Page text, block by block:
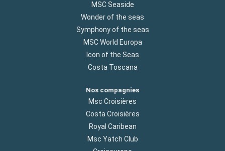
MSC Seaside
Wonder of the seas
Symphony of the seas
MSC World Europa
Icon of the Seas
Costa Toscana
Nos compagnies
Msc Croisières
Costa Croisières
Royal Caribean
Msc Yatch Club